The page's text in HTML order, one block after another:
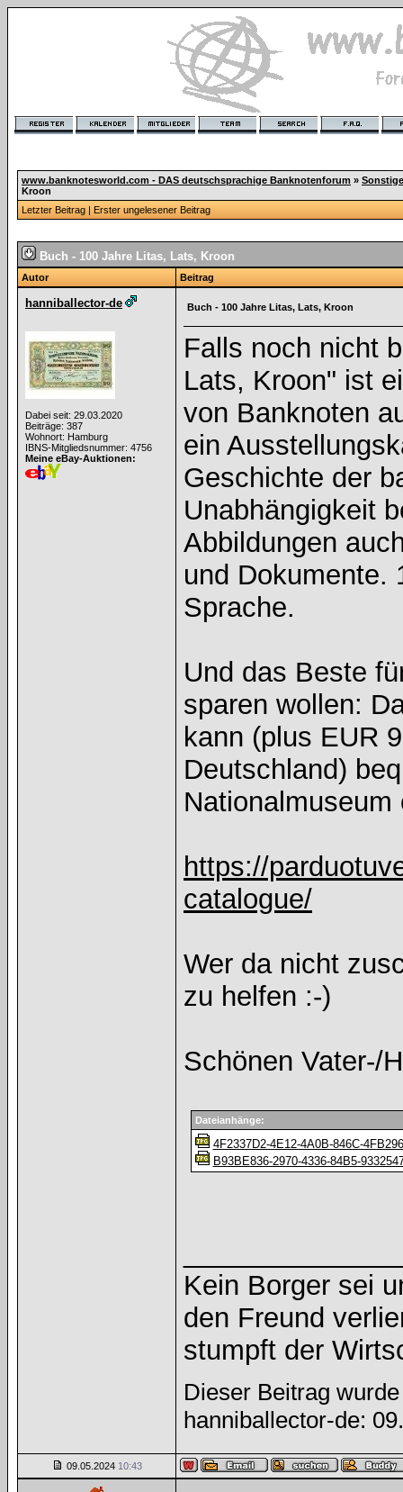
www.banknotesworld.com - DAS deutschsprachige Banknotenforum »
Kroon
Letzter Beitrag | Erster ungelesener Beitrag
Buch - 100 Jahre Litas, Lats, Kroon
Autor Beitrag
hanniballector-de
Dabei seit: 29.03.2020
Beiträge: 387
Wohnort: Hamburg
IBNS-Mitgliedsnummer: 4756
Meine eBay-Auktionen:
Buch - 100 Jahre Litas, Lats, Kroon
Falls noch nicht
Lats, Kroon" ist
von Banknoten
ein
Geschichte der
Unabhängigkeit
Abbildungen
und Dokumente.
Sprache.
Und das Beste
sparen wollen:
kann (plus EUR
Deutschland)
https://
catalogue/
Wer da nicht
zu helfen :-)
Schönen Vater-/
Dateianhänge:
4F2337D2-4E12-4A0B-846C-
B93BE836-2970-4336-84B5-
Kein Borger sei
den Freund
stumpft der
Dieser Beitrag
hanniballector-de:
09.05.2024 10:43